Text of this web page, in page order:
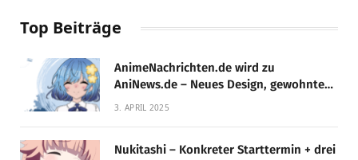
Top Beiträge
AnimeNachrichten.de wird zu
AniNews.de – Neues Design, gewohnte
Qualität!
3. APRIL 2025
Nukitashi – Konkreter Starttermin + drei